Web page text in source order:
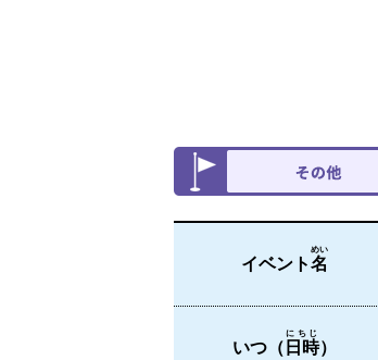
イベント名
めい
いつ（ 日時
にちじ
）